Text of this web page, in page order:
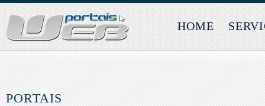
HOME
PORTAIS